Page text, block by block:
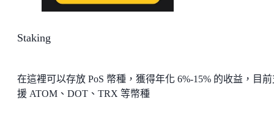
Staking
在這裡可以存放 PoS 幣種，獲得年化 6%-15% 的收益，目
援 ATOM、DOT、TRX 等幣種